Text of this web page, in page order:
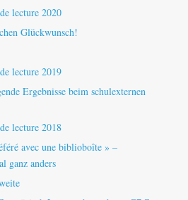
lecture 2020
Glückwunsch!
lecture 2019
Ergebnisse beim schulexternen
lecture 2018
avec une biblioboîte » –
ganz anders